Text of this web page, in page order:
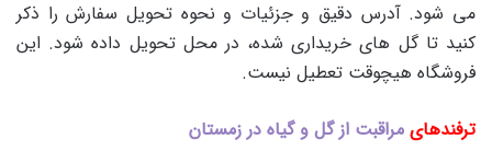
می شود. آدرس دقیق و جزئیات و نحوه تحویل سفارش را ذکر
کنید تا گل های خریداری شده، در محل تحویل داده شود. این
فروشگاه هیچوقت تعطیل نیست.
ترفندهای مراقبت از گل و گیاه در زمستان